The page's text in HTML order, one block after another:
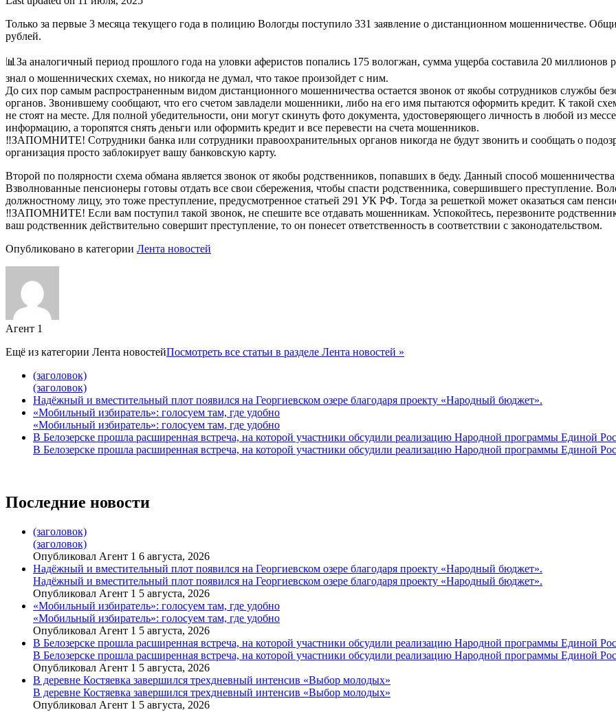
Только за первые 3 месяца текущего года в полицию Вологды поступило 331 заявление о дистанционном мошенничестве.
рублей.
📊За аналогичный период прошлого года на уловки аферистов попались 175 вологжан, сумма ущерба составила 20
знал о мошеннических схемах, но никогда не думал, что такое произойдет с ним.
До сих пор самым распространенным видом дистанционного мошенничества остается звонок от якобы сотрудников службы
органов. Звонившему сообщают, что его счетом завладели мошенники, либо на его имя пытаются оформить кредит. К такой
не стоят на месте. Для полной убедительности, они могут скинуть фото документа, удостоверяющего личность в любой из
информацию, а торопятся снять деньги или оформить кредит и все перевести на счета мошенников.
‼ЗАПОМНИТЕ! Сотрудники банка или сотрудники правоохранительных органов никогда не будут звонить и сообщать о
организация просто заблокирует вашу банковскую карту.
Второй по полярности схема обмана является звонок от якобы родственников, попавших в беду. Данный способ
Взволнованные пенсионеры готовы отдать все свои сбережения, чтобы спасти родственника, совершившего преступление.
должностному лицу, это тоже преступление, предусмотренное статьей 291 УК РФ. Тогда за решеткой может оказаться сам
‼ЗАПОМНИТЕ! Если вам поступил такой звонок, не спешите все отдавать мошенникам. Успокойтесь, перезвоните
ваш родственник действительно совершит преступление, то он понесет ответственность в соответствии с законодательством.
Опубликовано в категории Лента новостей
Агент 1
Ещё из категории Лента новостейПосмотреть все статьи в разделе Лента новостей »
(заголовок)
(заголовок)
Надёжный и вместительный плот появился на Георгиевском озере благодаря проекту «Народный бюджет».
«Мобильный избиратель»: голосуем там, где удобно
«Мобильный избиратель»: голосуем там, где удобно
В Белозерске прошла расширенная встреча, на которой участники обсудили реализацию Народной программы Единой
В Белозерске прошла расширенная встреча, на которой участники обсудили реализацию Народной программы Единой
Последние новости
(заголовок)
(заголовок)
Опубликовал Агент 1 6 августа, 2026
Надёжный и вместительный плот появился на Георгиевском озере благодаря проекту «Народный бюджет».
Надёжный и вместительный плот появился на Георгиевском озере благодаря проекту «Народный бюджет».
Опубликовал Агент 1 5 августа, 2026
«Мобильный избиратель»: голосуем там, где удобно
«Мобильный избиратель»: голосуем там, где удобно
Опубликовал Агент 1 5 августа, 2026
В Белозерске прошла расширенная встреча, на которой участники обсудили реализацию Народной программы Единой
В Белозерске прошла расширенная встреча, на которой участники обсудили реализацию Народной программы Единой
Опубликовал Агент 1 5 августа, 2026
В деревне Костяевка завершился трехдневный интенсив «Выбор молодых»
В деревне Костяевка завершился трехдневный интенсив «Выбор молодых»
Опубликовал Агент 1 5 августа, 2026